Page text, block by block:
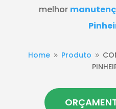
melhor
Home 9 Produto 9